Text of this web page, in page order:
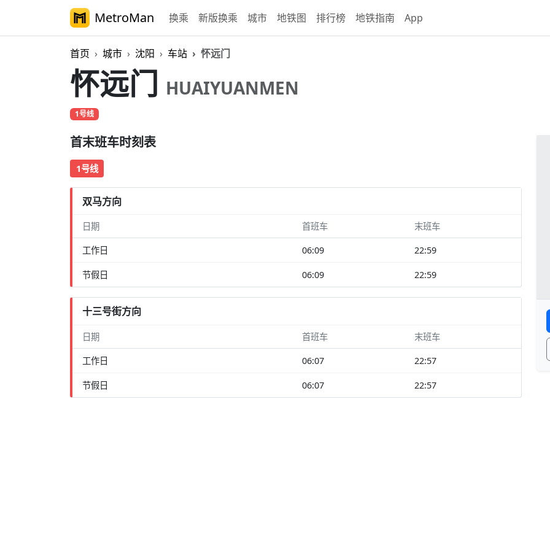
MetroMan 换乘 新版换乘 城市 地铁图 排行榜 地铁指南 App
首页 城市 沈阳 车站 怀远门
怀远门 HUAIYUANMEN
1号线
首末班车时刻表
1号线
双马方向
日期 首班车 末班车
工作日 06:09 22:59
节假日 06:09 22:59
十三号街方向
日期 首班车 末班车
工作日 06:07 22:57
节假日 06:07 22:57